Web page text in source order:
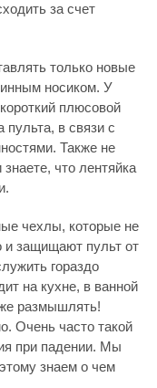
за счет
только новые
носиком. У
плюсовой
пульта, в связи с
Также не
что лентяйка
чехлы, которые не
и защищают пульт от
гораздо
на кухне, в ванной
размышлять!
Очень часто такой
при падении. Мы
знаем о чем